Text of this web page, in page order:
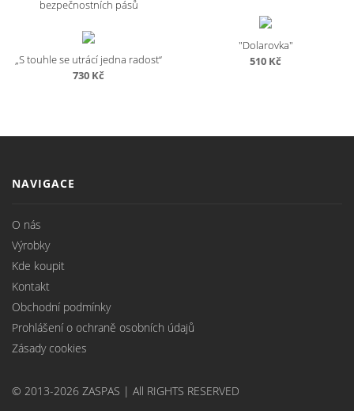
„S touhle se utrácí jedna radost“
730 Kč
"Dolarovka"
510 Kč
NAVIGACE
O nás
Výrobky
Kde koupit
Kontakt
Obchodní podmínky
Prohlášení o ochraně osobních údajů
Zásady cookies
© 2013-2026 ZASPAS | All RIGHTS RESERVED